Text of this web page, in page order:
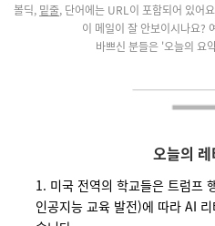
볼딕, 밑줄, 단어에는 URL이 포함되어 있어
이 메일이 잘 안보이시나요?
바쁘신 분들은 '오늘의 요
오늘의
1. 미국 전역의 학교들은 트럼프
인공지능 교육 발전)에 따라 AI